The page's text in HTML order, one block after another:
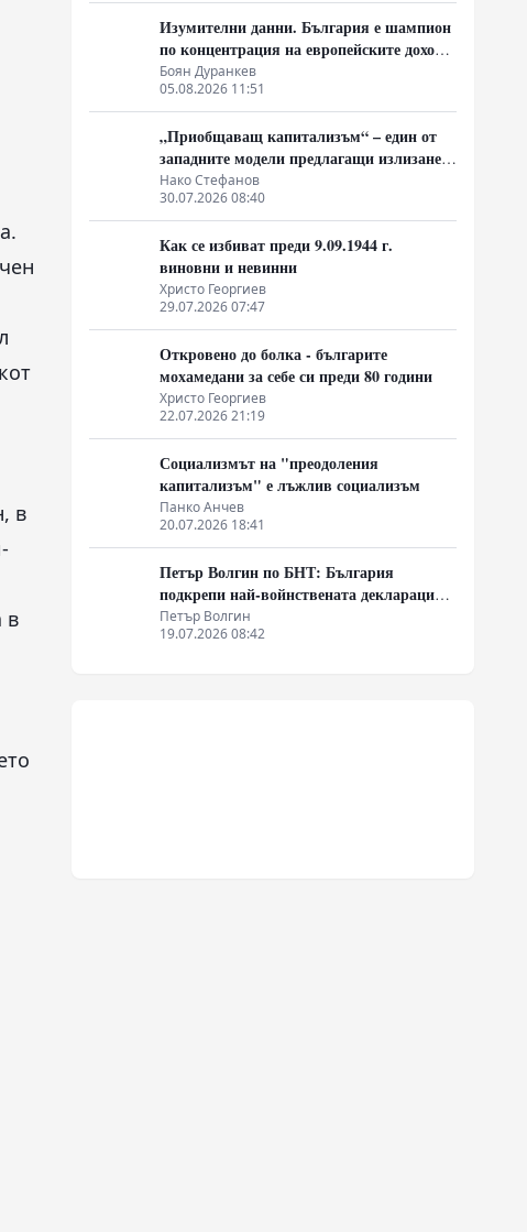
в
в
Изумителни данни. България е шампион
по концентрация на европейските доходи
в ръцете на най-богатия 1%, надминава
и САЩ
Боян Дуранкев
05.08.2026 11:51
„Приобщаващ капитализъм“ – един от
западните модели предлагащи излизане
от системата на неолиберализма
Нако Стефанов
30.07.2026 08:40
Как се избиват преди 9.09.1944 г.
виновни и невинни
Христо Георгиев
29.07.2026 07:47
Откровено до болка - българите
мохамедани за себе си преди 80 години
Христо Георгиев
22.07.2026 21:19
Социализмът на "преодоления
капитализъм" е лъжлив социализъм
Панко Анчев
20.07.2026 18:41
Петър Волгин по БНТ: България
подкрепи най-войнствената декларация,
която някога съм чел
Петър Волгин
19.07.2026 08:42